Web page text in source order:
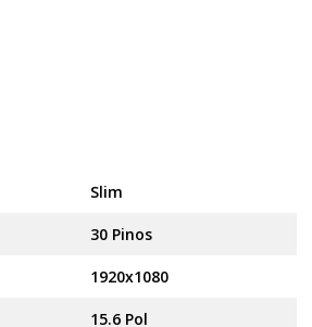
Slim
30 Pinos
1920x1080
15.6 Pol